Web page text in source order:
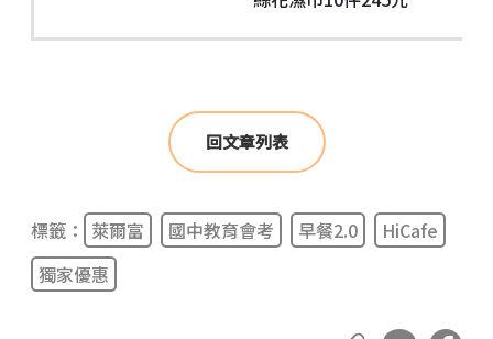
回文章列表
標籤： 萊爾富 國中教育會考 早餐2.0
HiCafe
獨家優惠